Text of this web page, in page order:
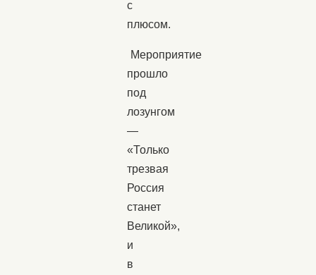
с
плюсом.
Мероприятие
прошло
под
лозунгом
—
«Только
трезвая
Россия
станет
Великой»,
и
в